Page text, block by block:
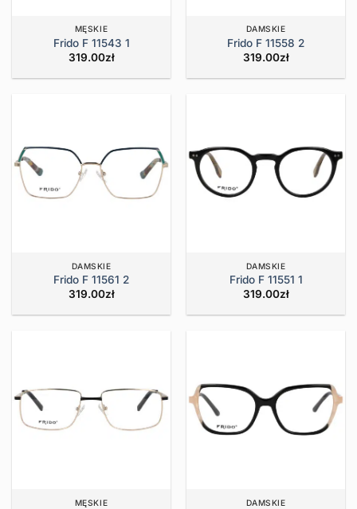
MĘSKIE
Frido F 11543 1
319.00zł
DAMSKIE
Frido F 11558 2
319.00zł
DAMSKIE
Frido F 11561 2
319.00zł
DAMSKIE
Frido F 11551 1
319.00zł
MĘSKIE DAMSKIE